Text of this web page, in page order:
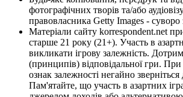
фотографічних творів та/або
правовласника Getty Images - суворо
Матеріали сайту korrespondent.net
старше 21 року (21+). Участь в
викликати ігрову залежність.
(принципів) відповідальної гри.
ознак залежності негайно зверніться
Пам'ятайте, що участь в азартних